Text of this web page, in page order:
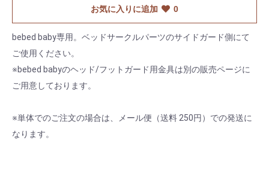
お買い物を続ける
カートへ進む
お気に入りに追加 0
bebed baby専用。ベッドサークルパーツのサイドガード側にて
ご使用ください。
※bebed babyのヘッド/フットガード用金具は別の販売ページに
ご用意しております。
※単体でのご注文の場合は、メール便（送料 250円）での発送に
なります。